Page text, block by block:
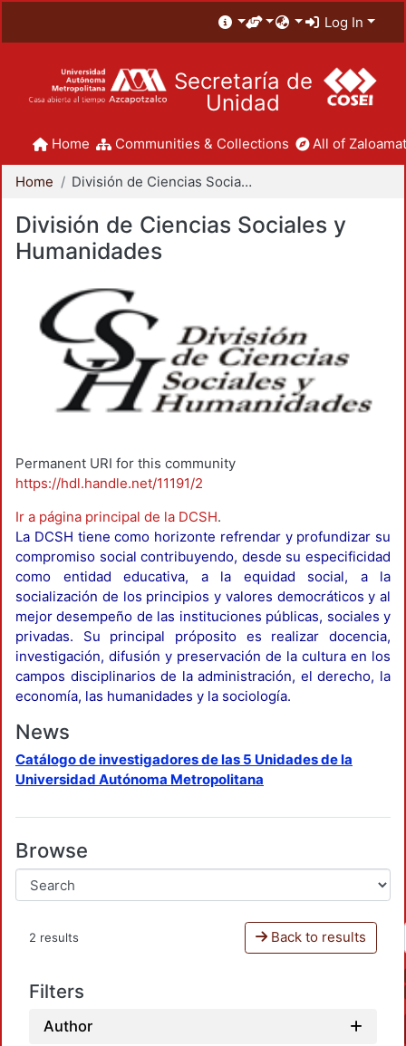
Log In
Secretaría de
Unidad
Home Communities & Collections All of
Home División de Ciencias Sociales y Humanidades
División de Ciencias Sociales y
Humanidades
Permanent URI for this community
https://hdl.handle.net/11191/2
Ir a página principal de la DCSH.
La DCSH tiene como horizonte refrendar y profundizar su
compromiso social contribuyendo, desde su especificidad
como entidad educativa, a la equidad social, a la
socialización de los principios y valores democráticos y al
mejor desempeño de las instituciones públicas, sociales y
privadas. Su principal próposito es realizar docencia,
investigación, difusión y preservación de la cultura en los
campos disciplinarios de la administración, el derecho, la
economía, las humanidades y la sociología.
News
Catálogo de investigadores de las 5 Unidades de la
Universidad Autónoma Metropolitana
Browse
2 results Back to results
Filters
Author